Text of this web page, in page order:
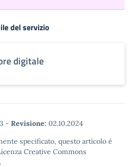
del servizio
digitale
- Revisione: 02.10.2024
specificato, questo articolo è
Creative Commons